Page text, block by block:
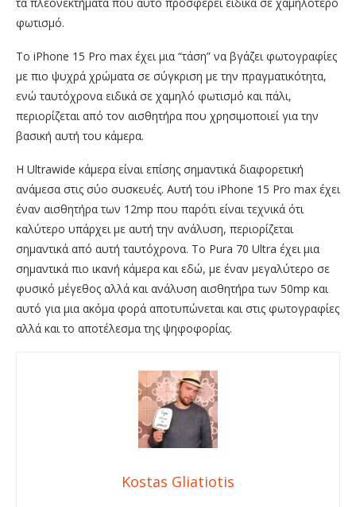
φωτισμό.
Τo iPhone 15 Pro max έχει μια “τάση” να βγάζει φωτογραφίες
με πιο ψυχρά χρώματα σε σύγκριση με την πραγματικότητα,
ενώ ταυτόχρονα ειδικά σε χαμηλό φωτισμό και πάλι,
περιορίζεται από τον αισθητήρα που χρησιμοποιεί για την
βασική αυτή του κάμερα.
Η Ultrawide κάμερα είναι επίσης σημαντικά διαφορετική
ανάμεσα στις σύο συσκευές. Αυτή του iPhone 15 Pro max έχει
έναν αισθητήρα των 12mp που παρότι είναι τεχνικά ότι
καλύτερο υπάρχει με αυτή την ανάλυση, περιορίζεται
σημαντικά από αυτή ταυτόχρονα. Το Pura 70 Ultra έχει μια
σημαντικά πιο ικανή κάμερα και εδώ, με έναν μεγαλύτερο σε
φυσικό μέγεθος αλλά και ανάλυση αισθητήρα των 50mp και
αυτό για μια ακόμα φορά αποτυπώνεται και στις φωτογραφίες
αλλά και το αποτέλεσμα της ψηφοφορίας.
Kostas Gliatiotis